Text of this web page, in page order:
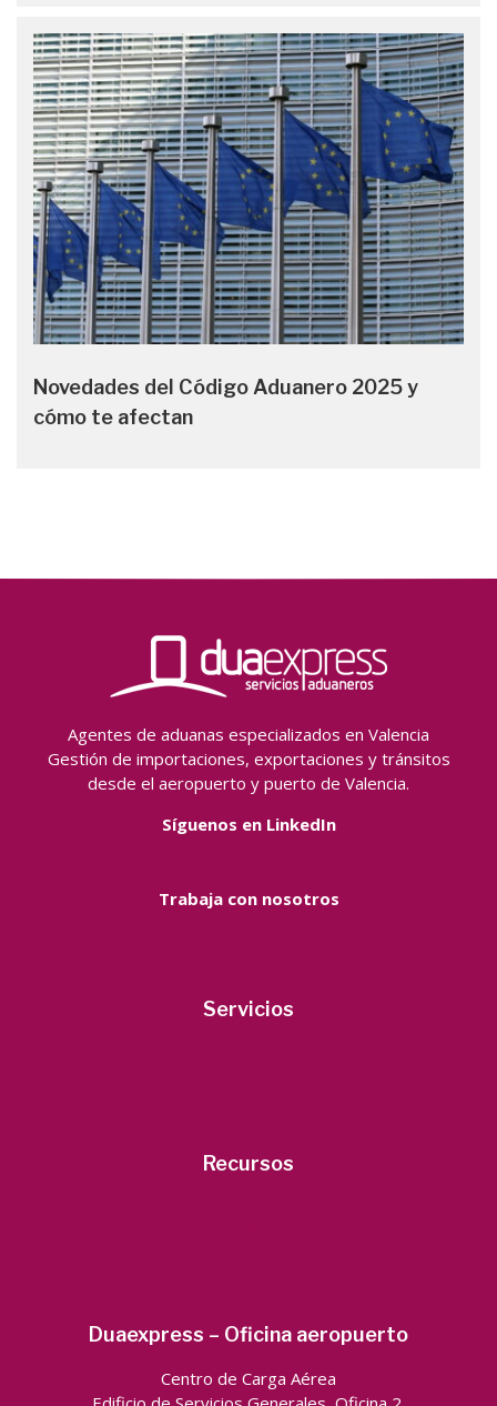
Novedades del Código Aduanero 2025 y
cómo te afectan
Agentes de aduanas especializados en Valencia
Gestión de importaciones, exportaciones y tránsitos
desde el aeropuerto y puerto de Valencia.
Síguenos en LinkedIn
Trabaja con nosotros
Servicios
Recursos
Duaexpress – Oficina aeropuerto
Centro de Carga Aérea